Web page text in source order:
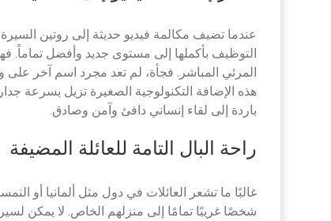
عندما تضيف مكالمة فيديو حديثة إلى روتين السيرة
التوظيف بأكملها إلى مستوى جديد وأفضل تماماً.
المرئي المباشر. فجأة، لم تعد مجرد اسم آخر
هذه الإضافة التكنولوجية الصغيرة تزيل بسرعة
باردة إلى لقاء إنساني دافئ وآمن وصادق.
راحة البال التامة للعائلة المضيفة
غالبًا ما تشعر العائلات في دول مثل ألمانيا أو
شخصًا غريبًا تمامًا إلى منزلهم الخاص. لا يمكن